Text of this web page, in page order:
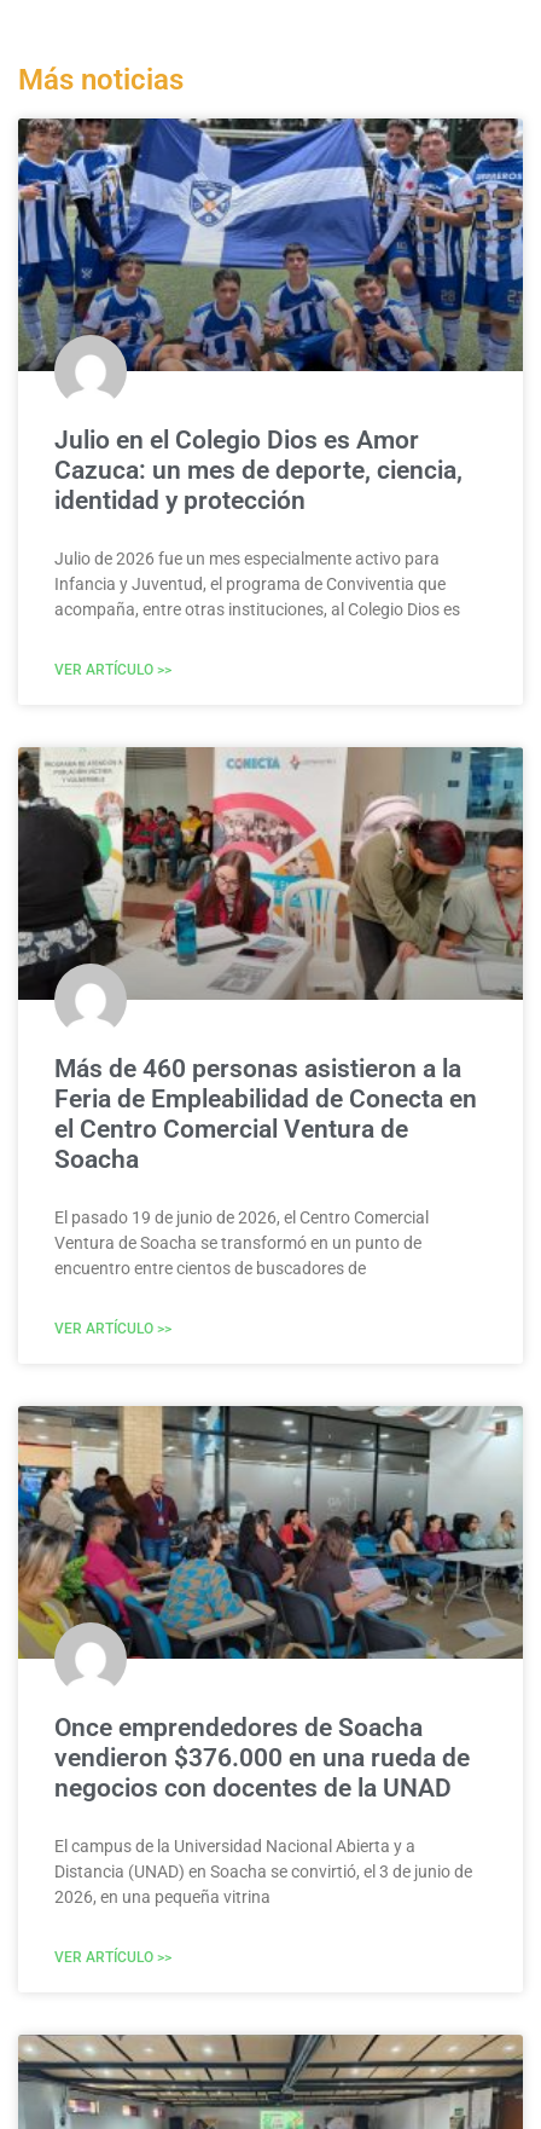
Más noticias
Julio en el Colegio Dios es Amor
Cazuca: un mes de deporte, ciencia,
identidad y protección
Julio de 2026 fue un mes especialmente activo para
Infancia y Juventud, el programa de Conviventia que
acompaña, entre otras instituciones, al Colegio Dios es
VER ARTÍCULO >>
Más de 460 personas asistieron a la
Feria de Empleabilidad de Conecta en
el Centro Comercial Ventura de
Soacha
El pasado 19 de junio de 2026, el Centro Comercial
Ventura de Soacha se transformó en un punto de
encuentro entre cientos de buscadores de
VER ARTÍCULO >>
Once emprendedores de Soacha
vendieron $376.000 en una rueda de
negocios con docentes de la UNAD
El campus de la Universidad Nacional Abierta y a
Distancia (UNAD) en Soacha se convirtió, el 3 de junio de
2026, en una pequeña vitrina
VER ARTÍCULO >>